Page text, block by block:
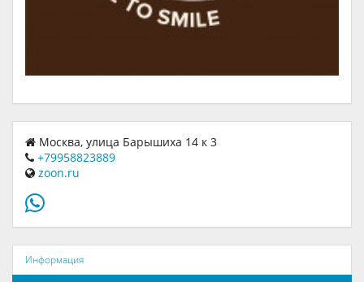
Москва, улица Барышиха 14 к 3
+79958823889
zoon.ru
Информация